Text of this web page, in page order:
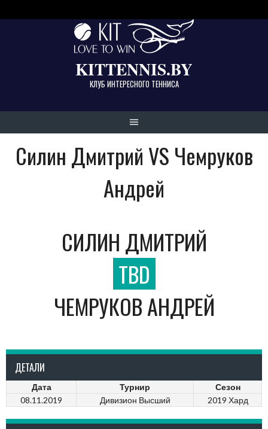
KITTENNIS.BY
КЛУБ ИНТЕРЕСНОГО ТЕННИСА
Силин Дмитрий VS Чемруков
Андрей
СИЛИН ДМИТРИЙ
TBD
ЧЕМРУКОВ АНДРЕЙ
ДЕТАЛИ
Дата Турнир
Сезон
08.11.2019
Дивизион Высший 2019 Хард